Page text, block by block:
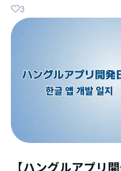
3
【ハングルアプリ